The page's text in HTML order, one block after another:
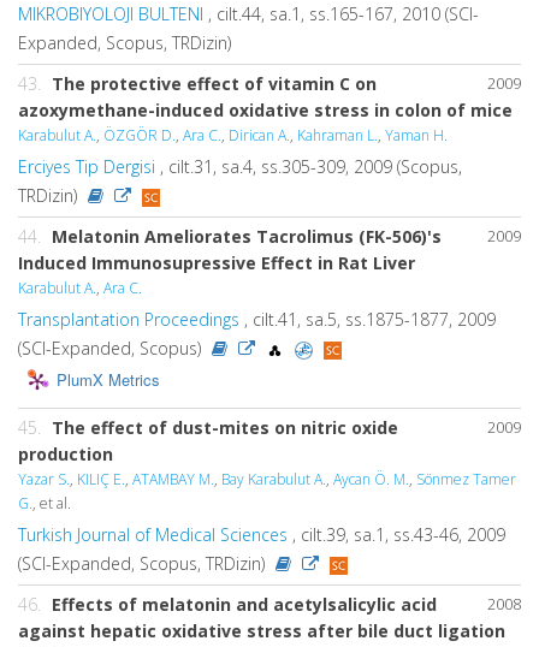
MIKROBIYOLOJI BULTENI , cilt.44, sa.1, ss.165-167, 2010 (SCI-
Expanded, Scopus, TRDizin)
2009
43.
The protective effect of vitamin C on
azoxymethane-induced oxidative stress in colon of mice
Karabulut A., ÖZGÖR D., Ara C., Dirican A., Kahraman L., Yaman H.
Erciyes Tip Dergisi , cilt.31, sa.4, ss.305-309, 2009 (Scopus,
TRDizin)
2009
44.
Melatonin Ameliorates Tacrolimus (FK-506)'s
Induced Immunosupressive Effect in Rat Liver
Karabulut A., Ara C.
Transplantation Proceedings , cilt.41, sa.5, ss.1875-1877, 2009
(SCI-Expanded, Scopus)
PlumX Metrics
2009
45.
The effect of dust-mites on nitric oxide
production
Yazar S., KILIÇ E., ATAMBAY M., Bay Karabulut A., Aycan Ö. M., Sönmez Tamer
G., et al.
Turkish Journal of Medical Sciences , cilt.39, sa.1, ss.43-46, 2009
(SCI-Expanded, Scopus, TRDizin)
2008
46.
Effects of melatonin and acetylsalicylic acid
against hepatic oxidative stress after bile duct ligation